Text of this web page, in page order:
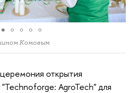
Комовым
открытия
AgroTech" для